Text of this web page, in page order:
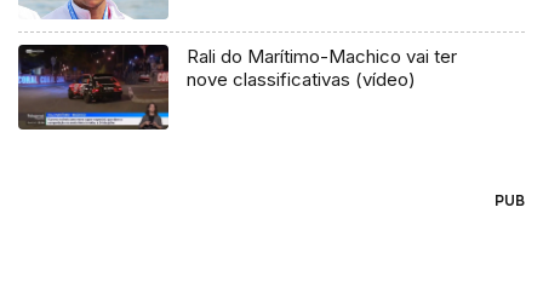
Rali do Marítimo-Machico vai ter
nove classificativas (vídeo)
PUB